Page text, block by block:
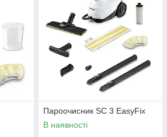
Пароочисник SC 3 EasyFix
В наявності